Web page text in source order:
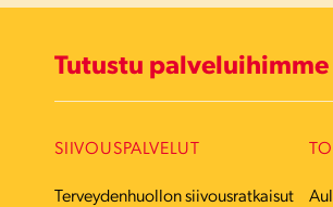
Tutustu palveluihimme
SIIVOUSPALVELUT
Terveydenhuollon siivousratkaisut